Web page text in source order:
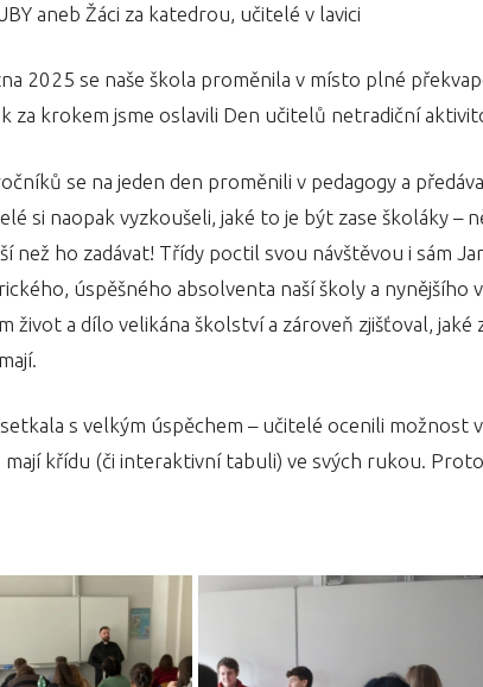
aneb Žáci za katedrou, učitelé v lavici
2025 se naše škola proměnila v místo plné
za krokem jsme oslavili Den učitelů netradiční
se na jeden den proměnili v pedagogy a
si naopak vyzkoušeli, jaké to je být zase školáky –
než ho zadávat! Třídy poctil svou návštěvou i sám
úspěšného absolventa naší školy a
život a dílo velikána školství a zároveň zjišťoval,
s velkým úspěchem – učitelé ocenili možnost
mají křídu (či interaktivní tabuli) ve svých rukou.